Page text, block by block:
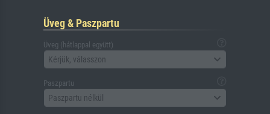
Üveg & Paszpartu
Üveg (hátlappal együtt)
Kérjük, válasszon
Paszpartu
Paszpartu nélkül